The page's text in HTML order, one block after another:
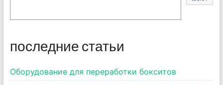
последние статьи
Оборудование для переработки бокситов